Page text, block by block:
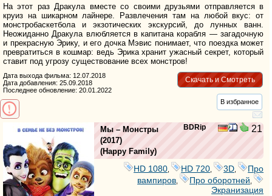
На этот раз Дракула вместе со своими друзьями отправляется в
круиз на шикарном лайнере. Развлечения там на любой вкус: от
монстробаскетбола и экзотических экскурсий, до лунных ванн.
Неожиданно Дракула влюбляется в капитана корабля — загадочную
и прекрасную Эрику, и его дочка Мэвис понимает, что поездка может
превратиться в кошмар: ведь Эрика хранит ужасный секрет, который
ставит под угрозу существование всех монстров!
Скачать и Смотреть
Дата выхода фильма: 12.07.2018
Дата добавления: 25.09.2018
Последнее обновление: 20.01.2022
В избранное
BDRip 21
Мы – Монстры
(2017)
(Happy Family)
HD 1080, HD 720, 3D,
Про
вампиров, Про оборотней,
Экранизация